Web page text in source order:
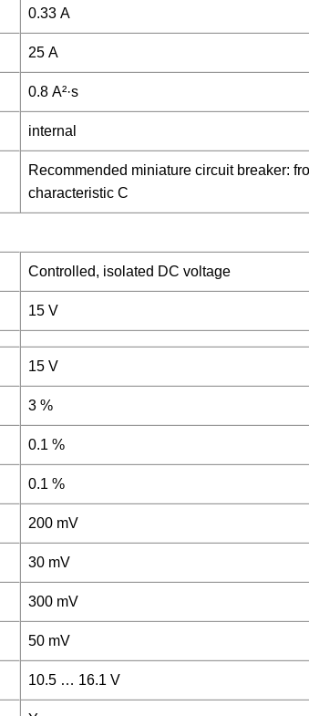
0.33 A
25 A
0.8 A²·s
internal
Recommended miniature circuit breaker:
characteristic C
Controlled, isolated DC voltage
15 V
15 V
3 %
0.1 %
0.1 %
200 mV
30 mV
300 mV
50 mV
10.5 … 16.1 V